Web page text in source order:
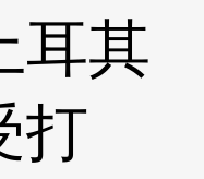
耳其
打